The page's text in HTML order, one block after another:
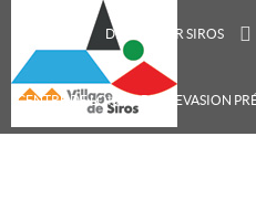
DÉCOUVRIR SIROS
CENTRE DE LOISIRS RECREVASION